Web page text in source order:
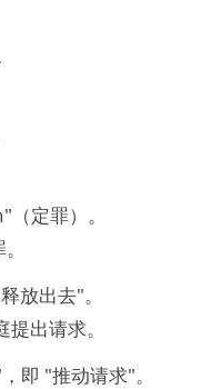
定罪）。
放出去"。
出请求。
即 "推动请求"。